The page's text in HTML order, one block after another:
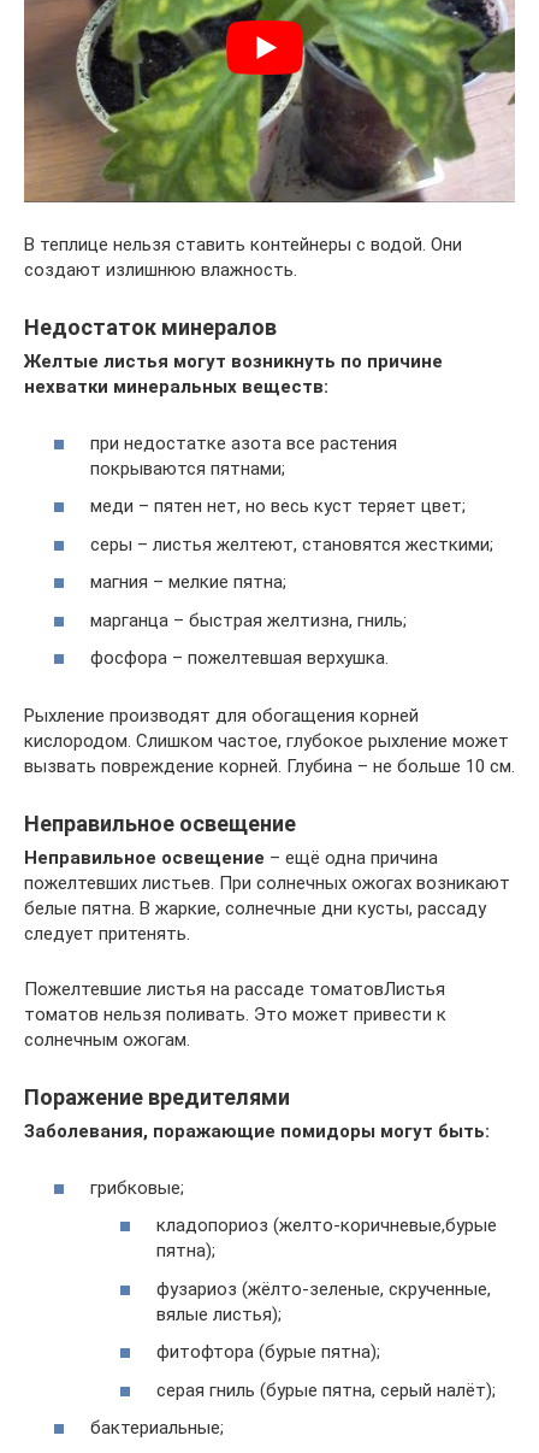
В теплице нельзя ставить контейнеры с водой. Они
создают излишнюю влажность.
Недостаток минералов
Желтые листья могут возникнуть по причине
нехватки минеральных веществ:
при недостатке азота все растения
покрываются пятнами;
меди – пятен нет, но весь куст теряет цвет;
серы – листья желтеют, становятся жесткими;
магния – мелкие пятна;
марганца – быстрая желтизна, гниль;
фосфора – пожелтевшая верхушка.
Рыхление производят для обогащения корней
кислородом. Слишком частое, глубокое рыхление может
вызвать повреждение корней. Глубина – не больше 10 см.
Неправильное освещение
Неправильное освещение – ещё одна причина
пожелтевших листьев. При солнечных ожогах возникают
белые пятна. В жаркие, солнечные дни кусты, рассаду
следует притенять.
Пожелтевшие листья на рассаде томатовЛистья
томатов нельзя поливать. Это может привести к
солнечным ожогам.
Поражение вредителями
Заболевания, поражающие помидоры могут быть:
грибковые;
кладопориоз (желто-коричневые,бурые
пятна);
фузариоз (жёлто-зеленые, скрученные,
вялые листья);
фитофтора (бурые пятна);
серая гниль (бурые пятна, серый налёт);
бактериальные;